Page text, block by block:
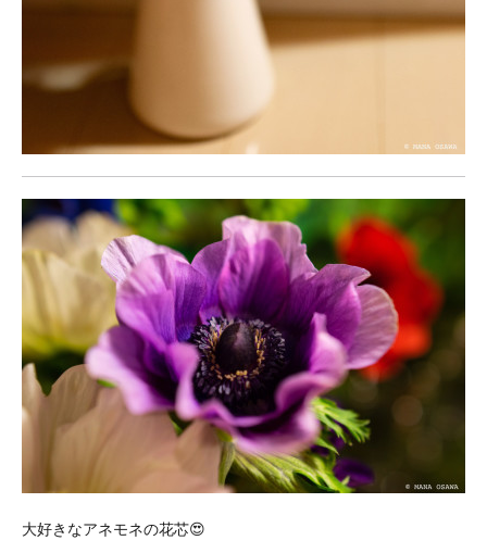
大好きなアネモネの花芯😍